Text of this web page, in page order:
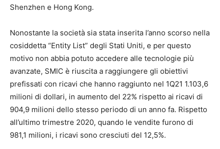
Shenzhen e Hong Kong.
Nonostante la società sia stata inserita l’anno scorso nella
cosiddetta “Entity List” degli Stati Uniti, e per questo
motivo non abbia potuto accedere alle tecnologie più
avanzate, SMIC è riuscita a raggiungere gli obiettivi
prefissati con ricavi che hanno raggiunto nel 1Q21 1.103,6
milioni di dollari, in aumento del 22% rispetto ai ricavi di
904,9 milioni dello stesso periodo di un anno fa. Rispetto
all’ultimo trimestre 2020, quando le vendite furono di
981,1 milioni, i ricavi sono cresciuti del 12,5%.